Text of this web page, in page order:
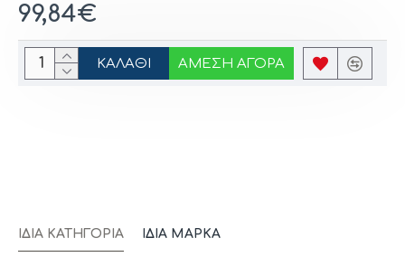
99,84€
ΚΑΛΆΘΙ ΆΜΕΣΗ ΑΓΟΡΆ
ΊΔΙΑ ΚΑΤΗΓΟΡΊΑ ΊΔΙΑ ΜΆΡΚΑ